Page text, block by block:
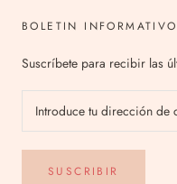
BOLETIN INFORMATIVO
Suscríbete para recibir las
SUSCRIBIR